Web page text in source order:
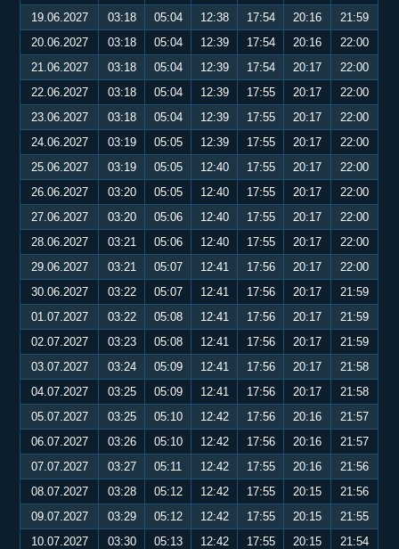
19.06.2027
03:18 05:04 12:38 17:54 20:16
21:59
20.06.2027
03:18 05:04 12:39 17:54 20:16
22:00
21.06.2027
03:18 05:04 12:39 17:54 20:17
22:00
22.06.2027
03:18 05:04 12:39 17:55 20:17
22:00
23.06.2027
03:18 05:04 12:39 17:55 20:17
22:00
24.06.2027
03:19 05:05 12:39 17:55 20:17
22:00
25.06.2027
03:19 05:05 12:40 17:55 20:17
22:00
26.06.2027
03:20 05:05 12:40 17:55 20:17
22:00
27.06.2027
03:20 05:06 12:40 17:55 20:17
22:00
28.06.2027
03:21 05:06 12:40 17:55 20:17
22:00
29.06.2027
03:21 05:07 12:41 17:56 20:17
22:00
30.06.2027
03:22 05:07 12:41 17:56 20:17
21:59
01.07.2027
03:22 05:08 12:41 17:56 20:17
21:59
02.07.2027
03:23 05:08 12:41 17:56 20:17
21:59
03.07.2027
03:24 05:09 12:41 17:56 20:17
21:58
04.07.2027
03:25 05:09 12:41 17:56 20:17
21:58
05.07.2027
03:25 05:10 12:42 17:56 20:16
21:57
06.07.2027
03:26 05:10 12:42 17:56 20:16
21:57
07.07.2027
03:27 05:11 12:42 17:55 20:16
21:56
08.07.2027
03:28 05:12 12:42 17:55 20:15
21:56
09.07.2027
03:29 05:12 12:42 17:55 20:15
21:55
10.07.2027
03:30 05:13 12:42 17:55 20:15
21:54